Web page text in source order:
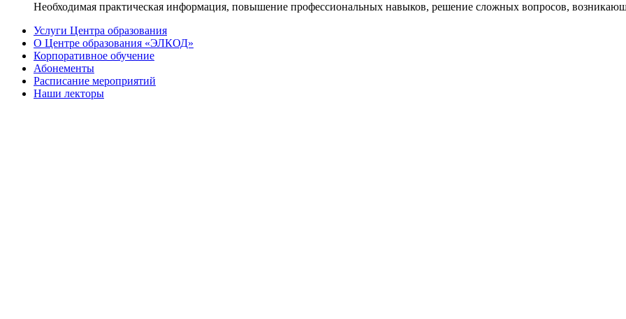
Необходимая практическая информация, повышение профессиональных навыков, решение сложных вопросов,
Услуги Центра образования
О Центре образования «ЭЛКОД»
Корпоративное обучение
Абонементы
Расписание мероприятий
Наши лекторы